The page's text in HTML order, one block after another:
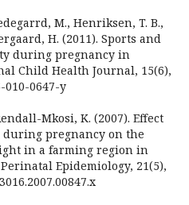
M., Henriksen, T. B.,
H. (2011). Sports and
during pregnancy in
Child Health Journal, 15(6),
010-0647-y
Mkosi, K. (2007). Effect
during pregnancy on the
in a farming region in
Epidemiology, 21(5),